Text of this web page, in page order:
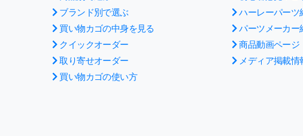
ブランド別で選ぶ
買い物カゴの中身を見る
クイックオーダー
取り寄せオーダー
買い物カゴの使い方
ハーレーパーツ
パーツメーカー
商品動画ページ
メディア掲載情